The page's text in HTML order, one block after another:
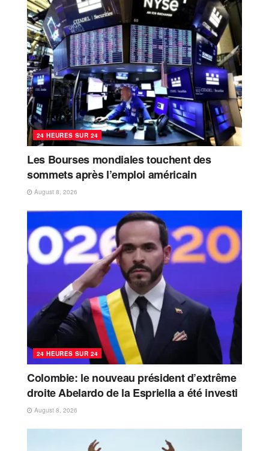
24 HEURES SUR 24
Les Bourses mondiales touchent des
sommets après l’emploi américain
August 8, 2026
24 HEURES SUR 24
Colombie: le nouveau président d’extrême
droite Abelardo de la Espriella a été investi
August 8, 2026